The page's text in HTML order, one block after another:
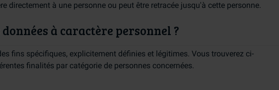
directement à une personne ou peut être retracée jusqu'à cette personne.
à caractère personnel ?
fins spécifiques, explicitement définies et légitimes. Vous trouverez ci-
finalités par catégorie de personnes concernées.